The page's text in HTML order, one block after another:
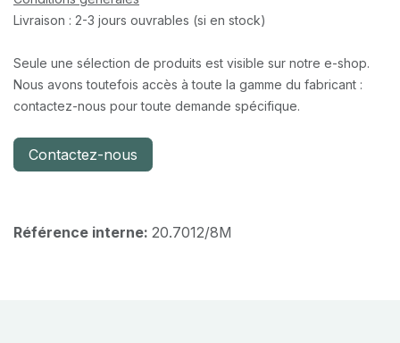
Livraison : 2-3 jours ouvrables (si en stock)
Seule une sélection de produits est visible sur notre e-shop.
Nous avons toutefois accès à toute la gamme du fabricant :
contactez-nous pour toute demande spécifique.
Contactez-nous
Référence interne: 20.7012/8M